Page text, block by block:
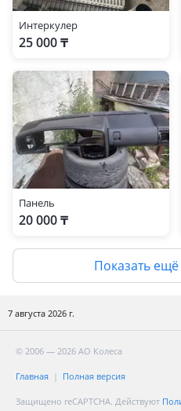
Интеркулер
25 000 ₸
Панель
20 000 ₸
Показать
7 августа 2026 г.
© 2006 — 2026 АО Колеса
Главная Полная версия
Защищено reCAPTCHA. Действуют